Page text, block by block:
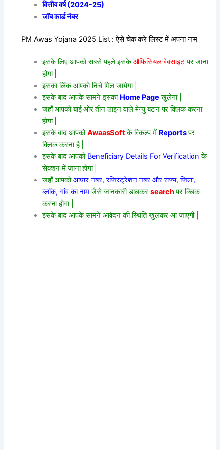
वित्तीय वर्ष (2024-25)
जॉब कार्ड नंबर
PM Awas Yojana 2025 List : ऐसे चेक करे लिस्ट में अपना नाम
इसके लिए आपको सबसे पहले इसकेऑफिसियल वेबसाइटपर जाना
होगा |
इसका लिंक आपको निचे मिल जायेगा |
इसके बाद आपके सामने इसका Home Page खुलेगा |
जहाँ आपको बाई ओर तीन लाइन वाले मेन्यु बटन पर क्लिक करना
होगा |
इसके बाद आपकोAwaasSoftके विकल्प में Reportsपर
क्लिक करना है |
इसके बाद आपकोBeneficiary Details For Verification के
सेक्शन में जाना होगा |
जहाँ आपकोआधार नंबर, रजिस्ट्रेशन नंबर और राज्य, जिला,
ब्लॉक, गांव का नामजैसे जानकारी डालकरsearchपर क्लिक
करना होगा |
इसके बाद आपके सामने आवेदन की स्थिति खुलकर आ जाएगी |